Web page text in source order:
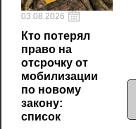
03.08.2026
Кто потерял
право на
отсрочку от
мобилизации
по новому
закону:
список